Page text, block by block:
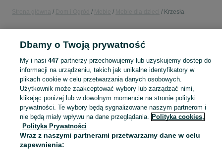
Krzesła
KATEGORIA
Sprzedaż krzeseł dla dzieci w Polsce ▶️ Szeroki wybór modeli, kolorów i materiałów ✅ Nowe i używane w atrakcyjnych cenach ☝ Sprawdź oferty na OLX.pl! Zobacz
Mapa kategorii
Mapa miejscowości
Mapa ministron
Dbamy o Twoją prywatność
My i nasi 447partnerzy przechowujemy lub uzyskujemy dostęp do
informacji na urządzeniu, takich jak unikalne identyfikatory w
plikach cookie w celu przetwarzania danych osobowych.
Użytkownik może zaakceptować wybory lub zarządzać nimi,
klikając poniżej lub w dowolnym momencie na stronie polityki
prywatności. Te wybory będą sygnalizowane naszym partnerom i
nie będą miały wpływu na dane przeglądania. Polityka cookies,
Polityka Prywatności
Wraz z naszymi partnerami przetwarzamy dane w celu
zapewnienia: